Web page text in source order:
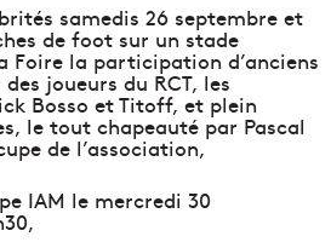
samedis 26 septembre et
de foot sur un stade
Foire la participation d’anciens
joueurs du RCT, les
Bosso et Titoff, et plein
le tout chapeauté par Pascal
de l’association,
IAM le mercredi 30